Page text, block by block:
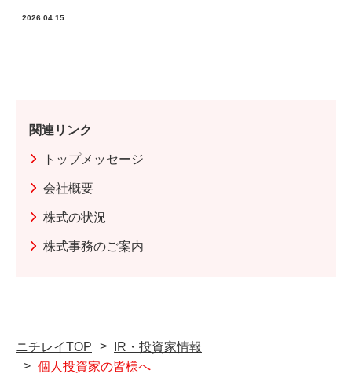
2026.04.15
関連リンク
トップメッセージ
会社概要
株式の状況
株式事務のご案内
ニチレイTOP
IR・投資家情報
個人投資家の皆様へ